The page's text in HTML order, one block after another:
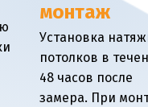
монтаж
Установка
потолков в
48 часов после
замера. При